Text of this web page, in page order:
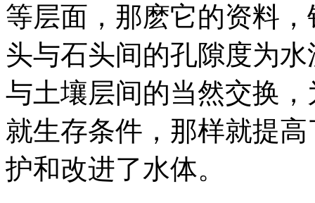
等层面，那麽它的资料
头与石头间的孔隙度为
与土壤层间的当然交换
就生存条件，那样就提
护和改进了水体。